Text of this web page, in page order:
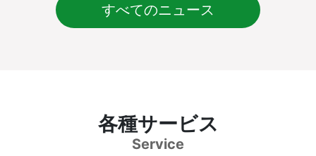
すべてのニュース
各種サービス
Service